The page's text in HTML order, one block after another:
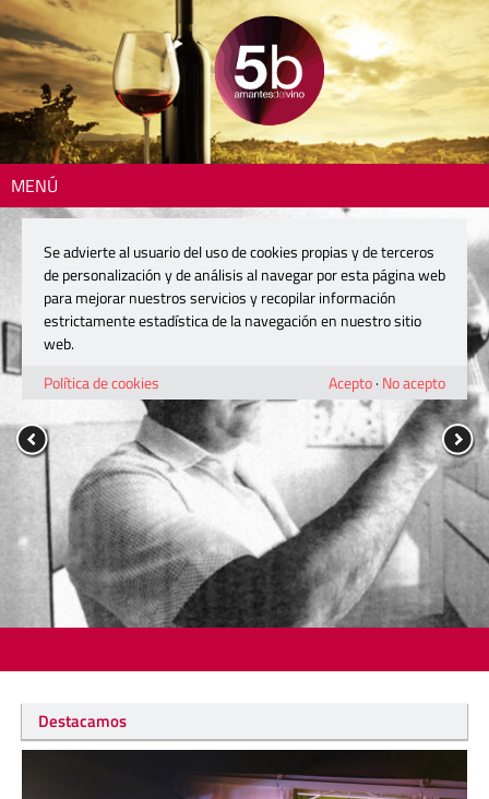
MENÚ
Destacamos
Se advierte al usuario del uso de cookies propias y de terceros
de personalización y de análisis al navegar por esta página web
para mejorar nuestros servicios y recopilar información
estrictamente estadística de la navegación en nuestro sitio
web.
Política de cookies
Acepto· No acepto